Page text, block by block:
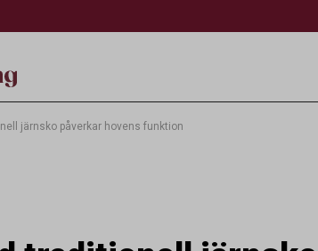
järnsko påverkar hovens funktion